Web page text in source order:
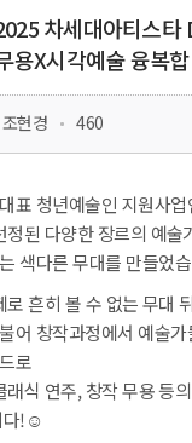
차세대아티스타
용X시각예술 융복
조현경 460
표 청년예술인 지원사업
된 다양한 장르의 예술
색다른 무대를 만들었
흔히 볼 수 없는 무대 뒤
어 창작과정에서 예술
로
식 연주, 창작 무용 등
다!☺️